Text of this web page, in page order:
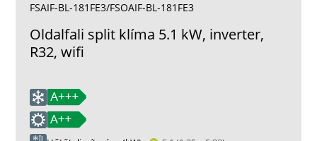
FSAIF-BL-181FE3/FSOAIF-BL-181FE3
Oldalfali split klíma 5.1 kW, inverter,
R32, wifi